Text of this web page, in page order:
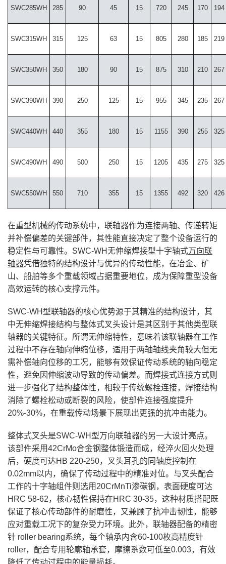
SWC285WH 285 90 45 15 720 245 170 194
SWC315WH 315 125 63 15 805 280 185 219
SWC350WH 350 180 90 15 875 310 210 267
SWC390WH 390 250 125 15 955 345 235 267
SWC440WH 440 355 180 15 1155 390 255 325
SWC490WH 490 500 250 15 1205 435 275 325
SWC550WH 550 710 355 15 1355 492 320 426
在重型机械的传动系统中，联轴器作为连接两轴、传递转矩
并补偿偏差的关键部件，其性能直接决定了整个设备运行的
稳定性与可靠性。SWC-WH无伸缩焊接型十字轴式万向联
轴器凭借独特的结构设计与优异的传动性能，在冶金、矿
山、船舶等多个重载领域占据重要地位，成为保障重型设备
高效运转的核心支撑元件。
SWC-WH型联轴器的核心优势源于其精准的结构设计，其
中无伸缩焊接结构与整体式叉头设计是其区别于其他类型联
轴器的关键特征。所谓无伸缩特性，意味着该联轴器在工作
过程中不存在轴向伸缩位移，适用于两轴轴线夹角较大但无
需补偿轴向位移的工况，能够有效保证传动系统的轴向稳定
性，避免因伸缩波动导致的传动偏差。而焊接式连接方式则
进一步强化了结构整体性，相较于传统螺栓连接，焊接结构
消除了螺栓松动或断裂的风险，使部件连接强度提升
20%-30%，在重载传动场景下展现出更强的抗冲击能力。
整体式叉头是SWC-WH型万向联轴器的另一大设计亮点。
该部件采用42CrMo合金钢整体锻造而成，经淬火回火处理
后，硬度可达HB 220-250，叉头耳孔的同轴度控制在
0.02mm以内，确保了传动过程中的精准对位。与叉头配合
工作的十字轴组件则选用20CrMnTi渗碳钢，表面硬度可达
HRC 58-62，核心韧性保持在HRC 30-35，这种材质搭配既
保证了核心传动部件的耐磨性，又兼顾了抗冲击韧性，能够
应对重载工况下的复杂受力环境。此外，联轴器配备的精密
针 roller bearing系统，每个轴承内含60-100枚高精度针
roller，配合专用轮廓轴承套，摩擦系数可低至0.003，有效
降低了传动过程中的能量损耗。